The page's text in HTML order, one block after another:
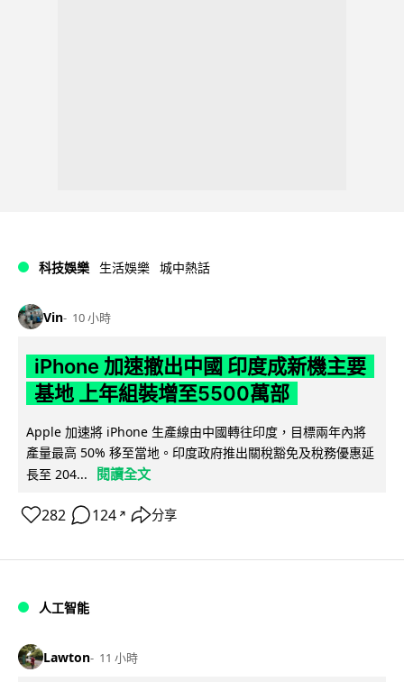
科技娛樂 生活娛樂 城中熱話
Vin 10 小時
iPhone 加速撤出中國 印度成新機主要
基地 上年組裝增至5500萬部
Apple 加速將 iPhone 生產線由中國轉往印度，目標兩年內將
產量最高 50% 移至當地。印度政府推出關稅豁免及稅務優惠延
長至 204...
閱讀全文
282 124 ↗ 分享
人工智能
Lawton 11 小時